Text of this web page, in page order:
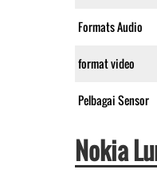
Formats Audio
format video
Pelbagai Sensor
Nokia